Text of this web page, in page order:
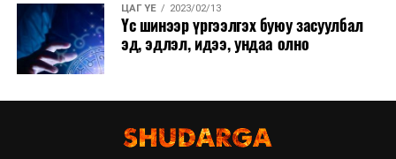
ЦАГ ҮЕ 2023/02/13
Үс шинээр үргээлгэх буюу засуулбал
эд, эдлэл, идээ, ундаа олно